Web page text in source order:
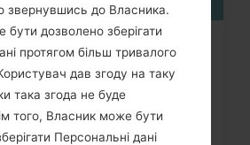
усі дані з телефона
G7 та...
звернувшись до Власника.
дозволено зберігати
протягом більш тривалого
дав згоду на таку
така згода не буде
того, Власник може бути
Персональні дані